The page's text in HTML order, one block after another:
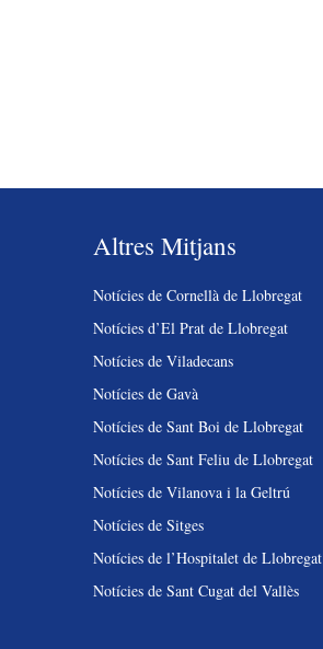
Altres Mitjans
Notícies de Cornellà de Llobregat
Notícies d’El Prat de Llobregat
Notícies de Viladecans
Notícies de Gavà
Notícies de Sant Boi de Llobregat
Notícies de Sant Feliu de Llobregat
Notícies de Vilanova i la Geltrú
Notícies de Sitges
Notícies de l’Hospitalet de Llobregat
Notícies de Sant Cugat del Vallès